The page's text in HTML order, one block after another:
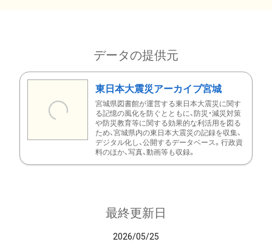
データの提供元
東日本大震災アーカイブ宮城
宮城県図書館が運営する東日本大震災に関す
る記憶の風化を防ぐとともに、防災・減災対策
や防災教育等に関する効果的な利活用を図る
ため、宮城県内の東日本大震災の記録を収集、
デジタル化し、公開するデータベース。行政資
料のほか、写真、動画等も収録。
最終更新日
2026/05/25